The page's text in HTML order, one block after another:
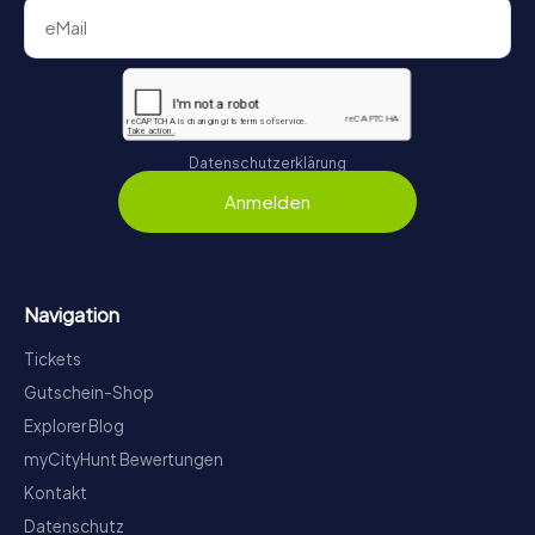
Datenschutzerklärung
Anmelden
Navigation
Tickets
Gutschein-Shop
Explorer Blog
myCityHunt Bewertungen
Kontakt
Datenschutz